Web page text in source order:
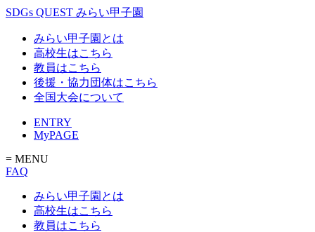
SDGs QUEST みらい甲子園
みらい甲子園とは
高校生はこちら
教員はこちら
後援・協力団体はこちら
全国大会について
ENTRY
MyPAGE
= MENU
FAQ
みらい甲子園とは
高校生はこちら
教員はこちら